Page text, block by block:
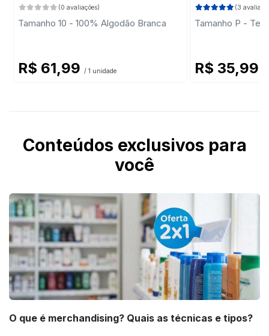
(0 avaliações)
Tamanho 10 - 100% Algodão Branca
R$ 61,99 / 1 unidade
(3
Tamanho P -
R$ 35,99
Conteúdos exclusivos para
você
O que é merchandising? Quais as técnicas e tipos?